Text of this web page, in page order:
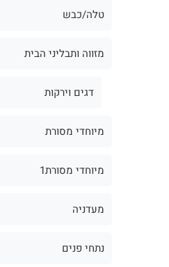
טלה/כבש
מזווה ותבליני הבית
דגים וירקות
מיוחדי מסורת
מיוחדי מסורת1
מעדניה
נתחי פנים